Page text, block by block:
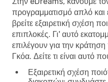
προγραμματισμό απλό και
βρείτε εξαιρετική σχέση
επιπλοκές. Γι' αυτό
επιλέγουν για την
Γκόα. Δείτε τι είναι αυτό
Εξαιρετική σχέση